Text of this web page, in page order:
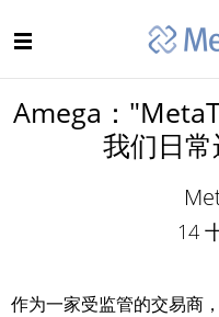
Amega：
我们日
14
作为一家受监管的交易商，